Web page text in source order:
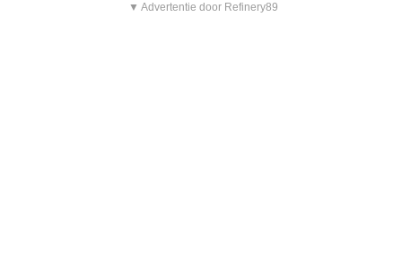
▼ Advertentie door Refinery89